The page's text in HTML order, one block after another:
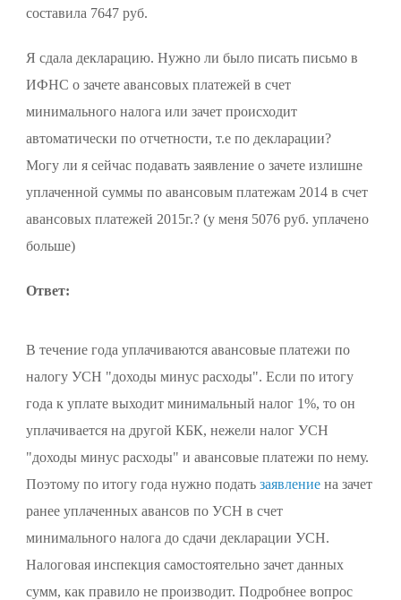
составила 7647 руб.
Я сдала декларацию. Нужно ли было писать письмо в
ИФНС о зачете авансовых платежей в счет
минимального налога или зачет происходит
автоматически по отчетности, т.е по декларации?
Могу ли я сейчас подавать заявление о зачете излишне
уплаченной суммы по авансовым платежам 2014 в счет
авансовых платежей 2015г.? (у меня 5076 руб. уплачено
больше)
Ответ:
В течение года уплачиваются авансовые платежи по
налогу УСН "доходы минус расходы". Если по итогу
года к уплате выходит минимальный налог 1%, то он
уплачивается на другой КБК, нежели налог УСН
"доходы минус расходы" и авансовые платежи по нему.
Поэтому по итогу года нужно подать заявление на зачет
ранее уплаченных авансов по УСН в счет
минимального налога до сдачи декларации УСН.
Налоговая инспекция самостоятельно зачет данных
сумм, как правило не производит. Подробнее вопрос